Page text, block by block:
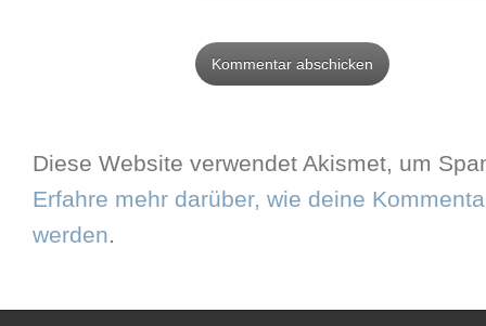
Diese Website verwendet Akismet, um
Erfahre mehr darüber, wie deine
werden.